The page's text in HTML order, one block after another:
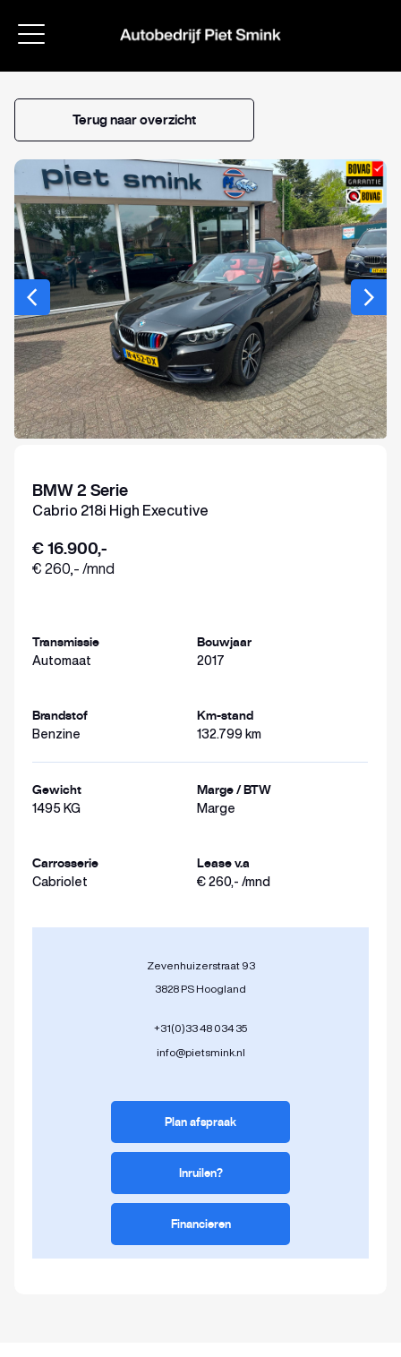
Terug naar overzicht
BMW 2 Serie
Cabrio 218i High Executive
€ 16.900,-
€ 260,- /mnd
Transmissie
Automaat
Bouwjaar
2017
Brandstof
Benzine
Km-stand
132.799 km
Gewicht
1495 KG
Marge / BTW
Marge
Carrosserie
Cabriolet
Lease v.a
€ 260,- /mnd
Bert Smink
Zevenhuizerstraat 93
3828 PS Hoogland
+31(0)33 48 034 35
info@pietsmink.nl
Plan afspraak
Inruilen?
Financieren